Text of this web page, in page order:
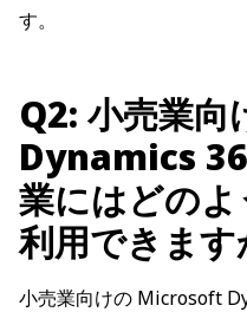
す。
Q2: 小売業
Dynamics
業にはどの
利用できます
小売業向けの Microsoft